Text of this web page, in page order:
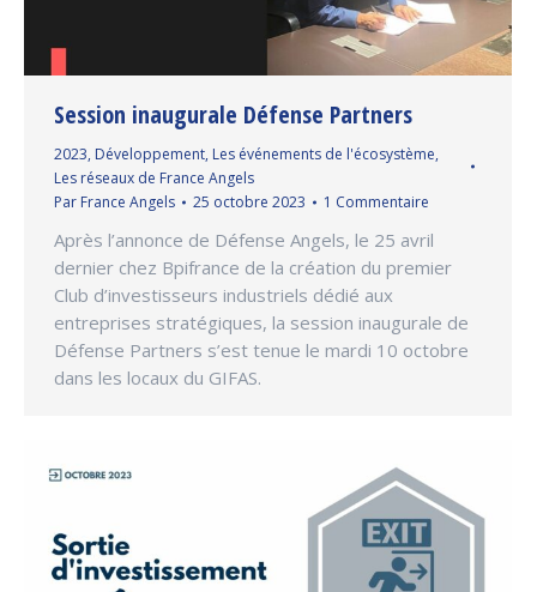
Session inaugurale Défense Partners
2023, Développement, Les événements de l'écosystème,
Les réseaux de France Angels
Par France Angels 25 octobre 2023 1 Commentaire
Après l’annonce de Défense Angels, le 25 avril
dernier chez Bpifrance de la création du premier
Club d’investisseurs industriels dédié aux
entreprises stratégiques, la session inaugurale de
Défense Partners s’est tenue le mardi 10 octobre
dans les locaux du GIFAS.